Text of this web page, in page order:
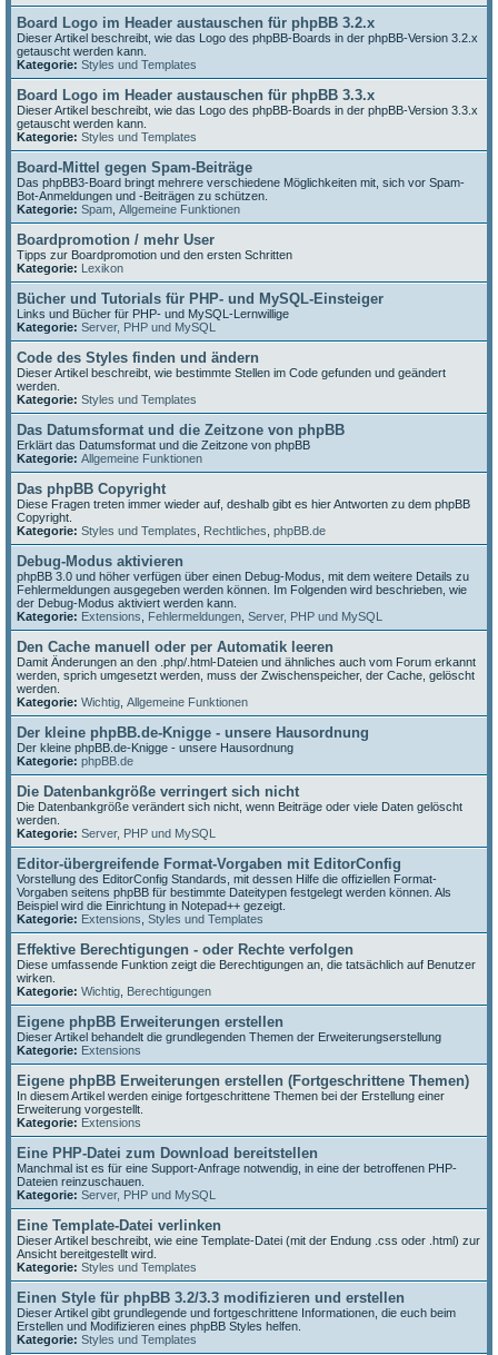
Board Logo im Header austauschen für phpBB 3.2.x
Dieser Artikel beschreibt, wie das Logo des phpBB-Boards in der phpBB-Version 3.2.x
getauscht werden kann.
Kategorie: Styles und Templates
Board Logo im Header austauschen für phpBB 3.3.x
Dieser Artikel beschreibt, wie das Logo des phpBB-Boards in der phpBB-Version 3.3.x
getauscht werden kann.
Kategorie: Styles und Templates
Board-Mittel gegen Spam-Beiträge
Das phpBB3-Board bringt mehrere verschiedene Möglichkeiten mit, sich vor Spam-
Bot-Anmeldungen und -Beiträgen zu schützen.
Kategorie: Spam Allgemeine Funktionen
Boardpromotion / mehr User
Tipps zur Boardpromotion und den ersten Schritten
Kategorie: Lexikon
Bücher und Tutorials für PHP- und MySQL-Einsteiger
Links und Bücher für PHP- und MySQL-Lernwillige
Kategorie: Server, PHP und MySQL
Code des Styles finden und ändern
Dieser Artikel beschreibt, wie bestimmte Stellen im Code gefunden und geändert
werden.
Kategorie: Styles und Templates
Das Datumsformat und die Zeitzone von phpBB
Erklärt das Datumsformat und die Zeitzone von phpBB
Kategorie: Allgemeine Funktionen
Das phpBB Copyright
Diese Fragen treten immer wieder auf, deshalb gibt es hier Antworten zu dem phpBB
Copyright.
Kategorie: Styles und Templates Rechtliches phpBB.de
Debug-Modus aktivieren
phpBB 3.0 und höher verfügen über einen Debug-Modus, mit dem weitere Details zu
Fehlermeldungen ausgegeben werden können. Im Folgenden wird beschrieben, wie
der Debug-Modus aktiviert werden kann.
Kategorie: Extensions Fehlermeldungen Server, PHP und MySQL
Den Cache manuell oder per Automatik leeren
Damit Änderungen an den .php/.html-Dateien und ähnliches auch vom Forum erkannt
werden, sprich umgesetzt werden, muss der Zwischenspeicher, der Cache, gelöscht
werden.
Kategorie: Wichtig Allgemeine Funktionen
Der kleine phpBB.de-Knigge - unsere Hausordnung
Der kleine phpBB.de-Knigge - unsere Hausordnung
Kategorie: phpBB.de
Die Datenbankgröße verringert sich nicht
Die Datenbankgröße verändert sich nicht, wenn Beiträge oder viele Daten gelöscht
werden.
Kategorie: Server, PHP und MySQL
Editor-übergreifende Format-Vorgaben mit EditorConfig
Vorstellung des EditorConfig Standards, mit dessen Hilfe die offiziellen Format-
Vorgaben seitens phpBB für bestimmte Dateitypen festgelegt werden können. Als
Beispiel wird die Einrichtung in Notepad++ gezeigt.
Kategorie: Extensions Styles und Templates
Effektive Berechtigungen - oder Rechte verfolgen
Diese umfassende Funktion zeigt die Berechtigungen an, die tatsächlich auf Benutzer
wirken.
Kategorie: Wichtig Berechtigungen
Eigene phpBB Erweiterungen erstellen
Dieser Artikel behandelt die grundlegenden Themen der Erweiterungserstellung
Kategorie: Extensions
Eigene phpBB Erweiterungen erstellen (Fortgeschrittene Themen)
In diesem Artikel werden einige fortgeschrittene Themen bei der Erstellung einer
Erweiterung vorgestellt.
Kategorie: Extensions
Eine PHP-Datei zum Download bereitstellen
Manchmal ist es für eine Support-Anfrage notwendig, in eine der betroffenen PHP-
Dateien reinzuschauen.
Kategorie: Server, PHP und MySQL
Eine Template-Datei verlinken
Dieser Artikel beschreibt, wie eine Template-Datei (mit der Endung .css oder .html) zur
Ansicht bereitgestellt wird.
Kategorie: Styles und Templates
Einen Style für phpBB 3.2/3.3 modifizieren und erstellen
Dieser Artikel gibt grundlegende und fortgeschrittene Informationen, die euch beim
Erstellen und Modifizieren eines phpBB Styles helfen.
Kategorie: Styles und Templates